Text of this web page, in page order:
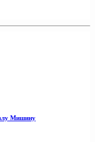
Мишину